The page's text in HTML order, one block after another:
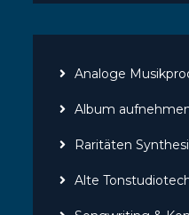
Analoge
Album
Raritäten
Alte